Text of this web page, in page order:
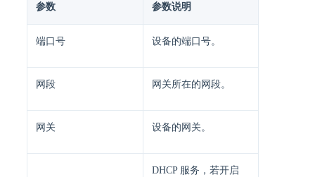
参数 参数说明
端口号 设备的端口号。
网段 网关所在的网段。
网关 设备的网关。
DHCP 服务，若开启